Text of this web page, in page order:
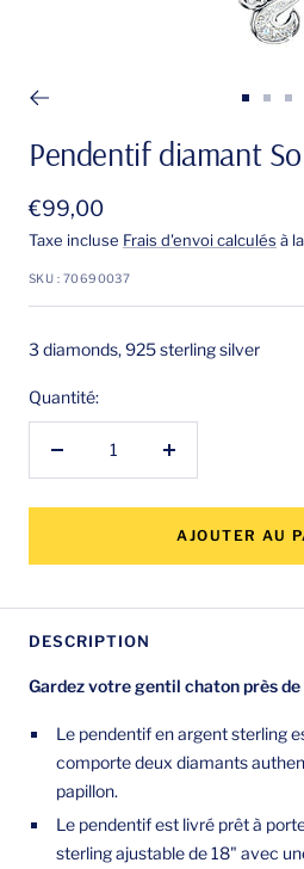
slideslide
Pendentif diamant
Prix
de
vente
€99,00
Taxe incluse Frais d'envoi calculés à
SKU : 70690037
3 diamonds, 925 sterling silver
Quantité:
Réduire
Augmenter
AJOUTER AU
DESCRIPTION
Gardez votre gentil chaton près
Le pendentif en argent sterling
comporte deux diamants
papillon.
Le pendentif est livré prêt à
sterling ajustable de 18" avec